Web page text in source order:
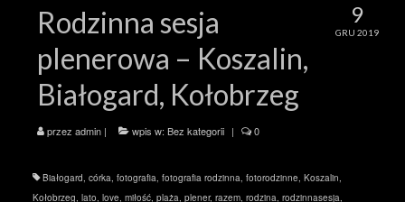
9
GRU 2019
Rodzinna sesja
plenerowa – Koszalin,
Białogard, Kołobrzeg
przez admin | wpis w: Bez kategorii | 0
Białogard, córka, fotografia, fotografia rodzinna, fotorodzinne, Koszalin,
Kołobrzeg, lato, love, miłość, plaża, plener, razem, rodzina, rodzinnasesja,